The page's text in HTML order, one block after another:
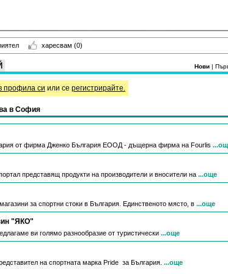
харесвам (0)
Нови |
профила си или се регистрирайте.
в София
от фирма Дженко България ЕООД - дъщерна фирма на Fourlis
представящ продукти на производители и вносители на ...още
за спортни стоки в България. Единственото място, в ...още
"ЯКО"
ви голямо разнообразие от туристически ...още
на спортната марка Pride за България. ...още